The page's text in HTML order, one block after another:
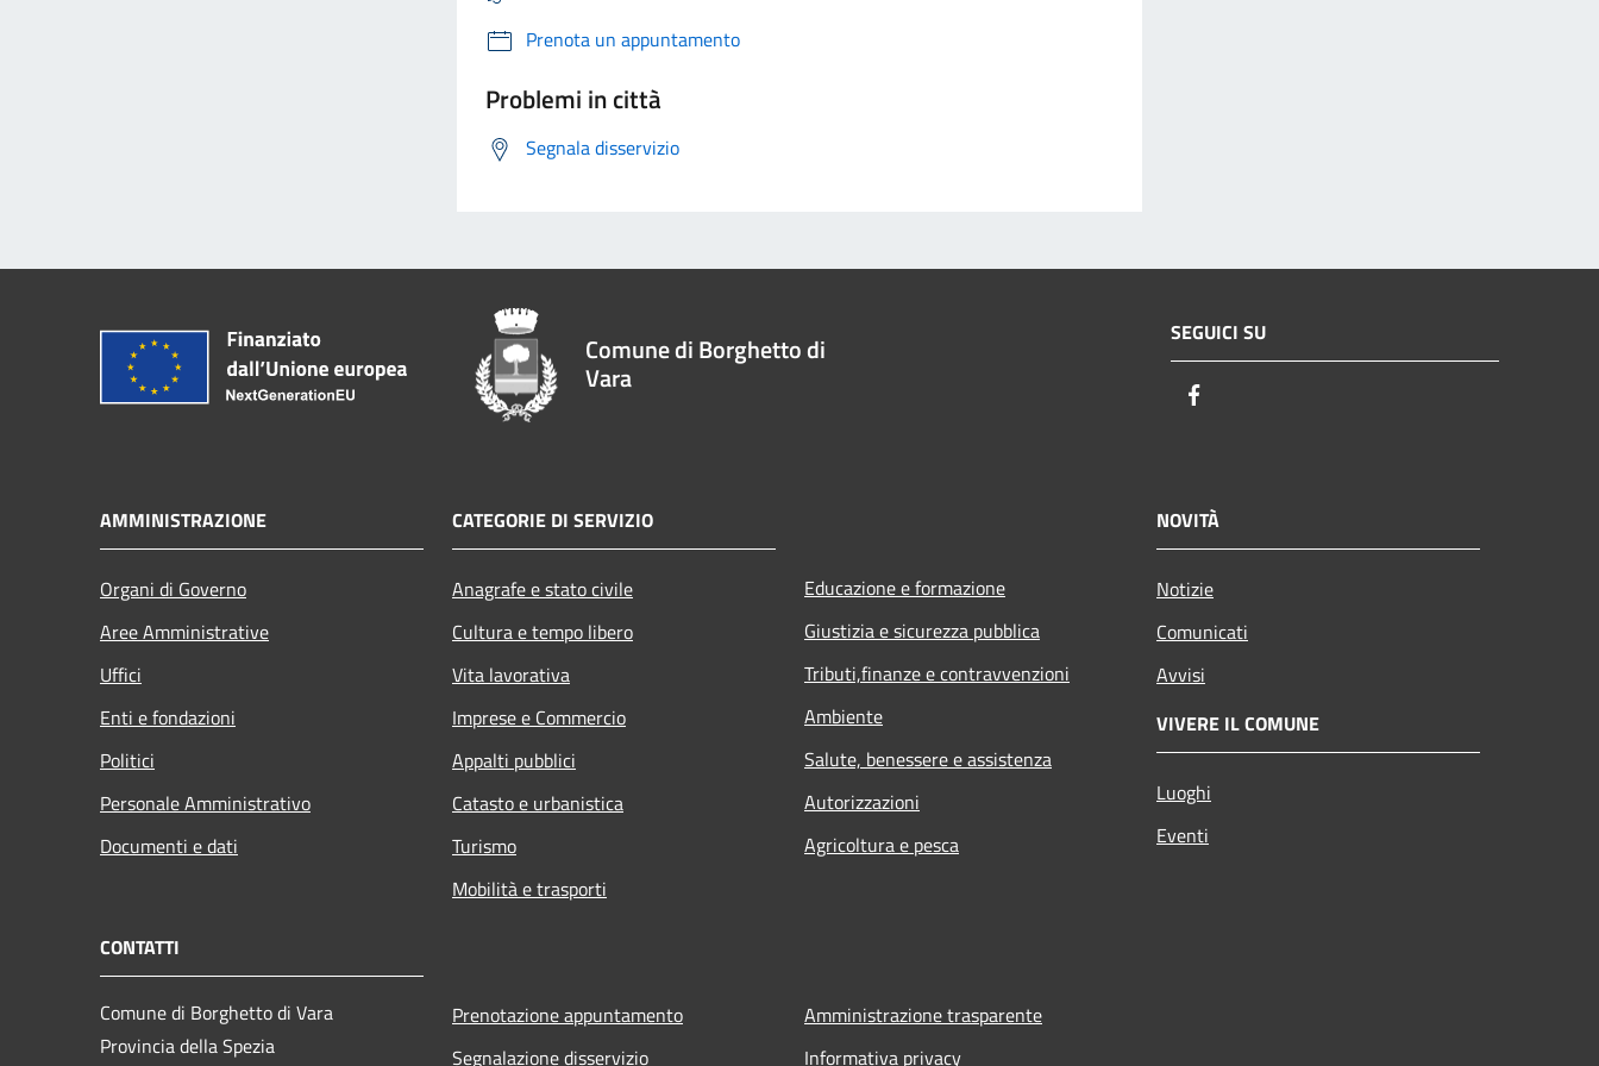
Prenota un appuntamento
Problemi in città
Segnala disservizio
Comune di Borghetto di
Vara
SEGUICI SU
AMMINISTRAZIONE
Organi di Governo
Aree Amministrative
Uffici
Enti e fondazioni
Politici
Personale Amministrativo
Documenti e dati
CATEGORIE DI SERVIZIO
Anagrafe e stato civile
Cultura e tempo libero
Vita lavorativa
Imprese e Commercio
Appalti pubblici
Catasto e urbanistica
Turismo
Mobilità e trasporti
Educazione e formazione
Giustizia e sicurezza pubblica
Tributi,finanze e contravvenzioni
Ambiente
Salute, benessere e assistenza
Autorizzazioni
Agricoltura e pesca
NOVITÀ
Notizie
Comunicati
Avvisi
VIVERE IL COMUNE
Luoghi
Eventi
CONTATTI
Comune di Borghetto di Vara
Provincia della Spezia
Prenotazione appuntamento
Segnalazione disservizio
Amministrazione trasparente
Informativa privacy